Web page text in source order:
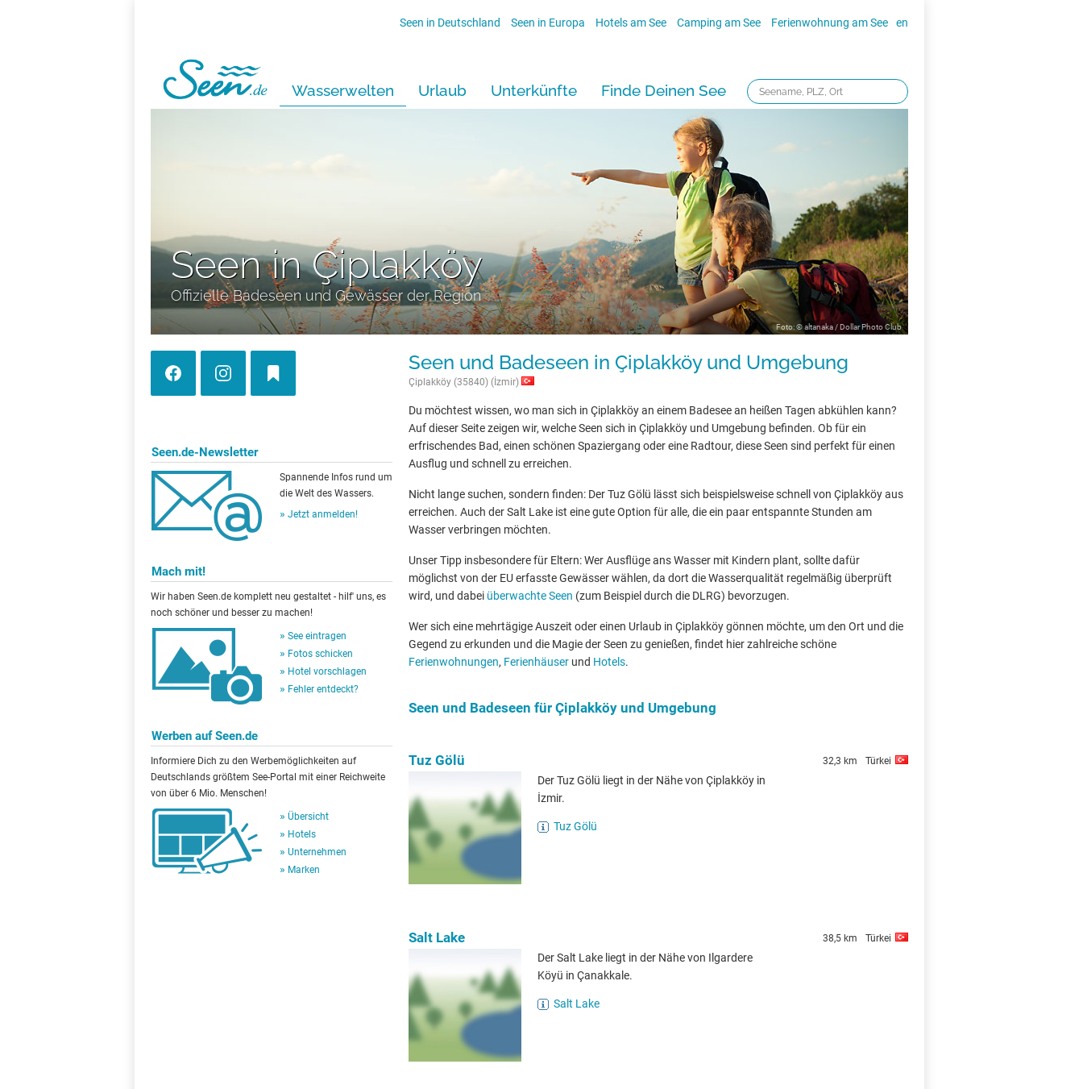
Seen in Deutschland Seen in Europa Hotels am See Camping am See Ferienwohnung am See en
Wasserwelten Urlaub Unterkünfte Finde Deinen See
Seen in Çiplakköy
Offizielle Badeseen und Gewässer der Region
Foto: © altanaka / Dollar Photo Club
Seen.de-Newsletter
Spannende Infos rund um
die Welt des Wassers.
Jetzt anmelden!
Mach mit!
Wir haben Seen.de komplett neu gestaltet - hilf' uns, es
noch schöner und besser zu machen!
See eintragen
Fotos schicken
Hotel vorschlagen
Fehler entdeckt?
Werben auf Seen.de
Informiere Dich zu den Werbemöglichkeiten auf
Deutschlands größtem See-Portal mit einer Reichweite
von über 6 Mio. Menschen!
Übersicht
Hotels
Unternehmen
Marken
Seen und Badeseen in Çiplakköy und Umgebung
Çiplakköy (35840) (İzmir)
Du möchtest wissen, wo man sich in Çiplakköy an einem Badesee an heißen Tagen abkühlen kann?
Auf dieser Seite zeigen wir, welche Seen sich in Çiplakköy und Umgebung befinden. Ob für ein
erfrischendes Bad, einen schönen Spaziergang oder eine Radtour, diese Seen sind perfekt für einen
Ausflug und schnell zu erreichen.
Nicht lange suchen, sondern finden: Der Tuz Gölü lässt sich beispielsweise schnell von Çiplakköy aus
erreichen. Auch der Salt Lake ist eine gute Option für alle, die ein paar entspannte Stunden am
Wasser verbringen möchten.
Unser Tipp insbesondere für Eltern: Wer Ausflüge ans Wasser mit Kindern plant, sollte dafür
möglichst von der EU erfasste Gewässer wählen, da dort die Wasserqualität regelmäßig überprüft
wird, und dabei überwachte Seen (zum Beispiel durch die DLRG) bevorzugen.
Wer sich eine mehrtägige Auszeit oder einen Urlaub in Çiplakköy gönnen möchte, um den Ort und die
Gegend zu erkunden und die Magie der Seen zu genießen, findet hier zahlreiche schöne
Ferienwohnungen, Ferienhäuser und Hotels.
Seen und Badeseen für Çiplakköy und Umgebung
Tuz Gölü 32,3 km Türkei
Der Tuz Gölü liegt in der Nähe von Çiplakköy in
İzmir.
Tuz Gölü
Salt Lake 38,5 km Türkei
Der Salt Lake liegt in der Nähe von Ilgardere
Köyü in Çanakkale.
Salt Lake